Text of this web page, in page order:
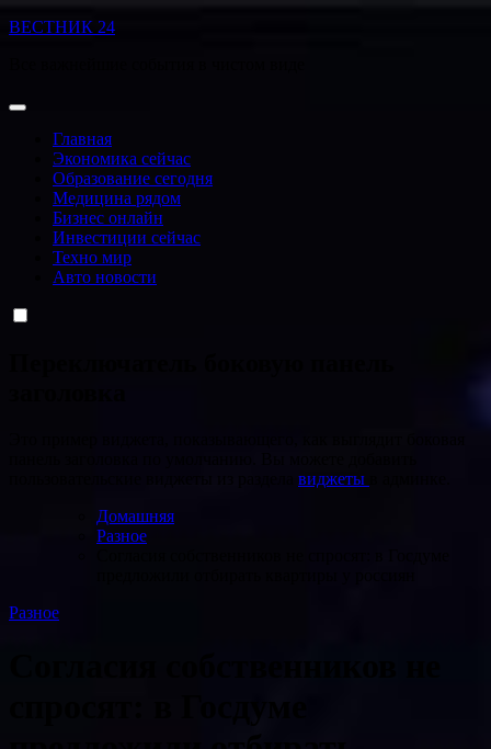
Перейти
ВЕСТНИК 24
Главная
Экономика сейчас
Образование сегодня
Медицина рядом
Бизнес онлайн
Инвестиции сейчас
Техно мир
Авто новости
виджеты
Домашняя
Разное
Разное